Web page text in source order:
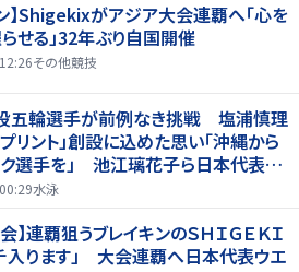
】Shigekixがアジア大会連覇へ「心を
せる」32年ぶり自国開催
その他競技
役五輪選手が前例なき挑戦 塩浦慎理
リント」創設に込めた思い「沖縄から
ク選手を」 池江璃花子ら日本代表も
水泳
】連覇狙うブレイキンのＳＨＩＧＥＫＩ
チ入ります」 大会連覇へ日本代表ウエ